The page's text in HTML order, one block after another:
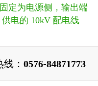
定为电源侧，输出端
电的 10kV 配电线
： 0576-84871773